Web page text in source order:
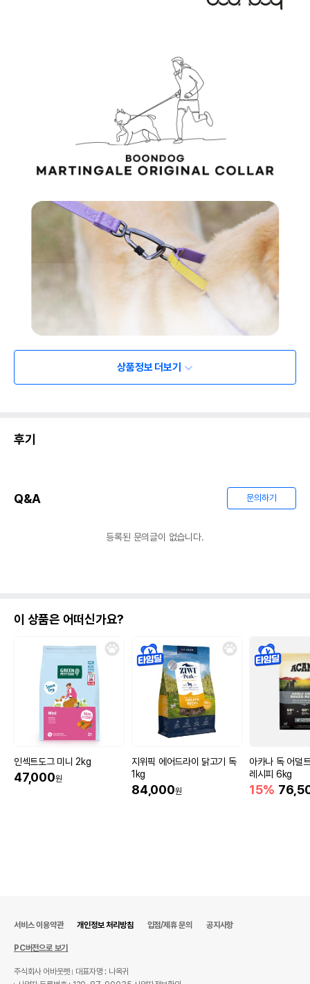
상품정보 더보기
후기
Q&A 문의하기
등록된 문의글이 없습니다.
이 상품은 어떠신가요?
인섹트도그 미니 2kg
47,000원
지위픽 에어드라이 닭고기 독
1kg
84,000원
아카나 독 어덜
레시피 6kg
15%
서비스 이용약관 개인정보 처리방침 입점/제휴 문의 공지사항
PC버전으로 보기
주식회사 어바웃펫
대표자명 : 나옥귀